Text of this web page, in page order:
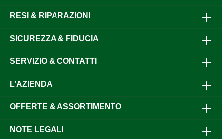
RESI & RIPARAZIONI
SICUREZZA & FIDUCIA
SERVIZIO & CONTATTI
L’AZIENDA
OFFERTE & ASSORTIMENTO
NOTE LEGALI